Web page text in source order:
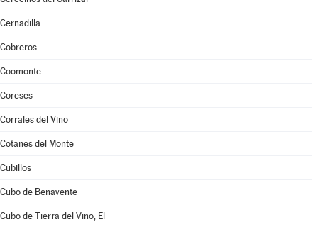
Cernadilla
Cobreros
Coomonte
Coreses
Corrales del Vino
Cotanes del Monte
Cubillos
Cubo de Benavente
Cubo de Tierra del Vino, El